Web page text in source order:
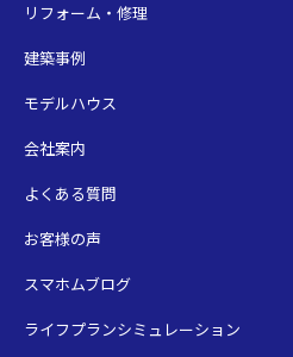
リフォーム・修理
建築事例
モデルハウス
会社案内
よくある質問
お客様の声
スマホムブログ
ライフプランシミュレーション